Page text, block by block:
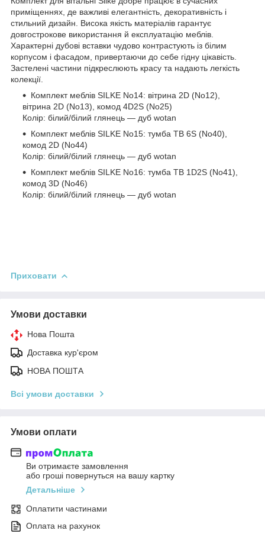
приміщеннях, де важливі елегантність, декоративність і
стильний дизайн. Висока якість матеріалів гарантує
довгострокове використання й експлуатацію меблів.
Характерні дубові вставки чудово контрастують із білим
корпусом і фасадом, привертаючи до себе гідну цікавість.
Застелені частини підкреслюють красу та надають легкість
колекції.
Комплект меблів SILKE No14: вітрина 2D (No12),
вітрина 2D (No13), комод 4D2S (No25)
Колір: білий/білий глянець — дуб wotan
Комплект меблів SILKE No15: тумба ТВ 6S (No40),
комод 2D (No44)
Колір: білий/білий глянець — дуб wotan
Комплект меблів SILKE No16: тумба ТВ 1D2S (No41),
комод 3D (No46)
Колір: білий/білий глянець — дуб wotan
Приховати
Умови доставки
Нова Пошта
Доставка кур'єром
НОВА ПОШТА
Всі умови доставки
Умови оплати
Ви отримаєте замовлення
або гроші повернуться на вашу картку
Детальніше
Оплатити частинами
Оплата на рахунок